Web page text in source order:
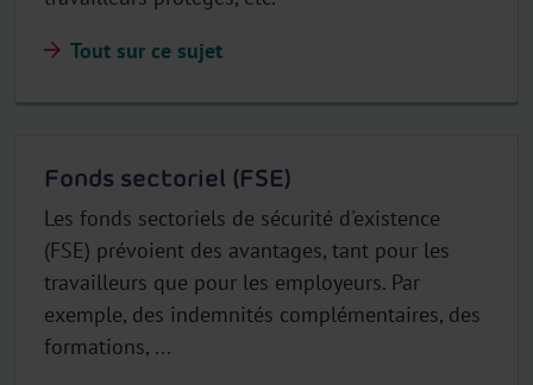
Tout sur ce sujet
Fonds sectoriel (FSE)
Les fonds sectoriels de sécurité d'existence
(FSE) prévoient des avantages, tant pour les
travailleurs que pour les employeurs. Par
exemple, des indemnités complémentaires, des
formations, ...